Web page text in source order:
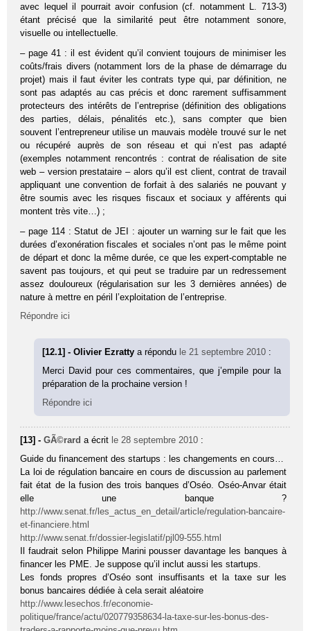
avec lequel il pourrait avoir confusion (cf. notamment L. 713-3)
étant précisé que la similarité peut être notamment sonore,
visuelle ou intellectuelle.
– page 41 : il est évident qu’il convient toujours de minimiser les
coûts/frais divers (notamment lors de la phase de démarrage du
projet) mais il faut éviter les contrats type qui, par définition, ne
sont pas adaptés au cas précis et donc rarement suffisamment
protecteurs des intérêts de l’entreprise (définition des obligations
des parties, délais, pénalités etc.), sans compter que bien
souvent l’entrepreneur utilise un mauvais modèle trouvé sur le net
ou récupéré auprès de son réseau et qui n’est pas adapté
(exemples notamment rencontrés : contrat de réalisation de site
web – version prestataire – alors qu’il est client, contrat de travail
appliquant une convention de forfait à des salariés ne pouvant y
être soumis avec les risques fiscaux et sociaux y afférents qui
montent très vite…) ;
– page 114 : Statut de JEI : ajouter un warning sur le fait que les
durées d’exonération fiscales et sociales n’ont pas le même point
de départ et donc la même durée, ce que les expert-comptable ne
savent pas toujours, et qui peut se traduire par un redressement
assez douloureux (régularisation sur les 3 dernières années) de
nature à mettre en péril l’exploitation de l’entreprise.
Répondre ici
[12.1] - Olivier Ezrattya répondu le 21 septembre 2010 :
Merci David pour ces commentaires, que j’empile pour la
préparation de la prochaine version !
Répondre ici
[13] -GÃ©rard a écrit le 28 septembre 2010 :
Guide du financement des startups : les changements en cours…
La loi de régulation bancaire en cours de discussion au parlement
fait état de la fusion des trois banques d’Oséo. Oséo-Anvar était
elle une banque ?
http://www.senat.fr/les_actus_en_detail/article/regulation-bancaire-
et-financiere.html
http://www.senat.fr/dossier-legislatif/pjl09-555.html
Il faudrait selon Philippe Marini pousser davantage les banques à
financer les PME. Je suppose qu’il inclut aussi les startups.
Les fonds propres d’Oséo sont insuffisants et la taxe sur les
bonus bancaires dédiée à cela serait aléatoire
http://www.lesechos.fr/economie-
politique/france/actu/020779358634-la-taxe-sur-les-bonus-des-